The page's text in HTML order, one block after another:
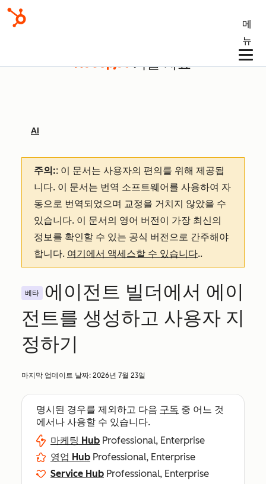
메
뉴
기술 자료
AI
주의:: 이 문서는 사용자의 편의를 위해 제공됩
니다. 이 문서는 번역 소프트웨어를 사용하여 자
동으로 번역되었으며 교정을 거치지 않았을 수
있습니다. 이 문서의 영어 버전이 가장 최신의
정보를 확인할 수 있는 공식 버전으로 간주해야
합니다. 여기에서 액세스할 수 있습니다..
베타
에이전트 빌더에서 에이
전트를 생성하고 사용자 지
정하기
마지막 업데이트 날짜: 2026년 7월 23일
명시된 경우를 제외하고 다음 구독 중 어느 것
에서나 사용할 수 있습니다.
마케팅 Hub Professional, Enterprise
영업 Hub Professional, Enterprise
Service Hub Professional, Enterprise